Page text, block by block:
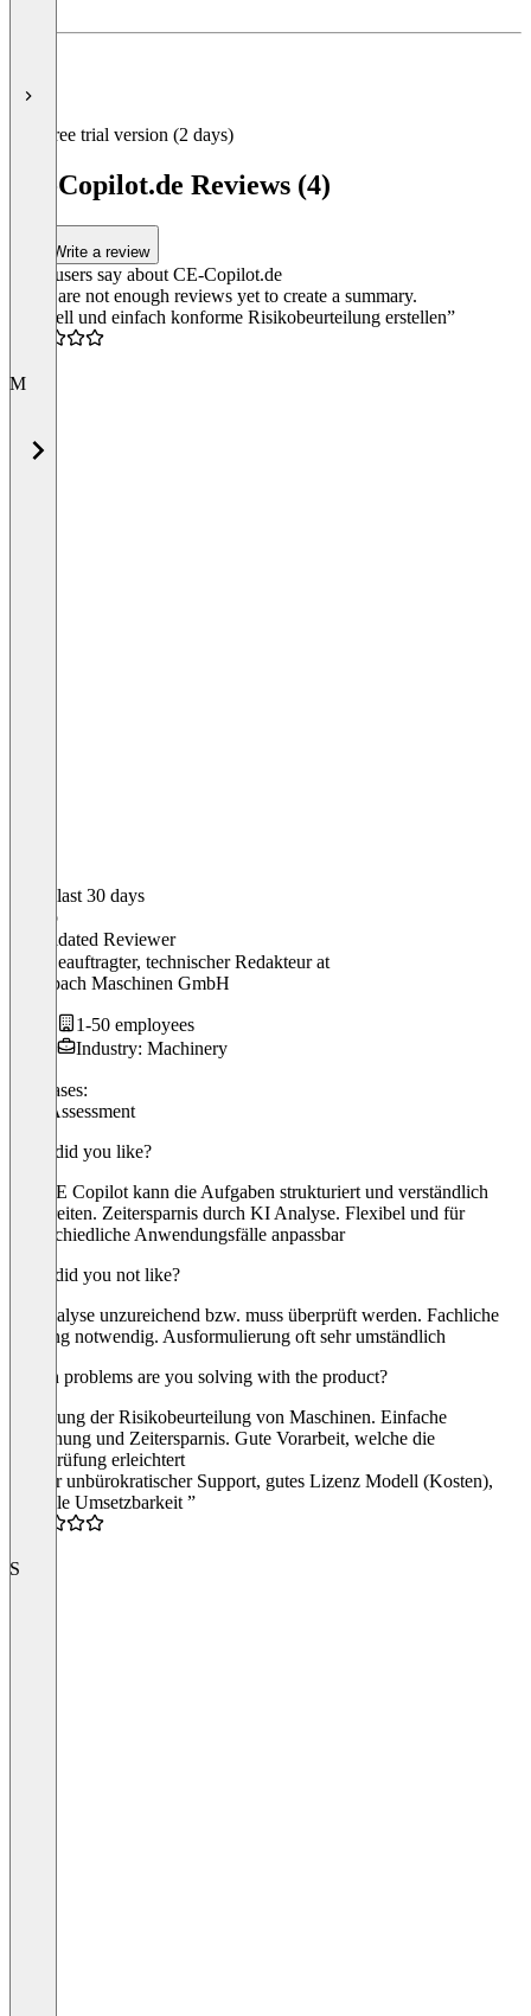
Free trial version (2 days)
CE-Copilot.de Reviews (4)
Write a review
What users say about CE-Copilot.de
There are not enough reviews yet to create a summary.
“Schnell und einfach konforme Risikobeurteilung erstellen”
M
In the last 30 days
Marco
Validated Reviewer
CE- Beauftragter, technischer Redakteurat
Schlebach Maschinen GmbH
1-50 employees
Industry: Machinery
Use cases:
Risk Assessment
What did you like?
Der CE Copilot kann die Aufgaben strukturiert und verständlich
aufbereiten. Zeitersparnis durch KI Analyse. Flexibel und für
unterschiedliche Anwendungsfälle anpassbar
What did you not like?
KI Analyse unzureichend bzw. muss überprüft werden. Fachliche
Prüfung notwendig. Ausformulierung oft sehr umständlich
Which problems are you solving with the product?
Erstellung der Risikobeurteilung von Maschinen. Einfache
Bedienung und Zeitersparnis. Gute Vorarbeit, welche die
Überprüfung erleichtert
“Super unbürokratischer Support, gutes Lizenz Modell (Kosten),
schnelle Umsetzbarkeit ”
S